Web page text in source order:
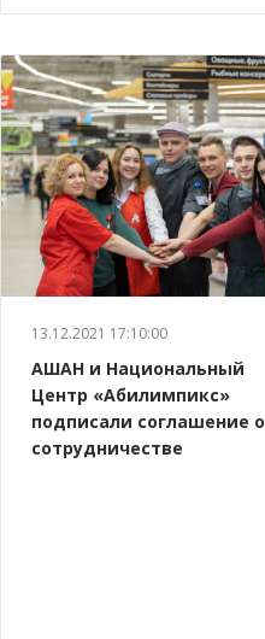
13.12.2021 17:10:00
АШАН и Национальный
Центр «Абилимпикс»
подписали соглашение о
сотрудничестве